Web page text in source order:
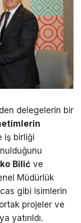
delegelerin bir
iş birliği
Bilić ve
Müdürlük
gibi isimlerin
projeler ve
yatırıldı.